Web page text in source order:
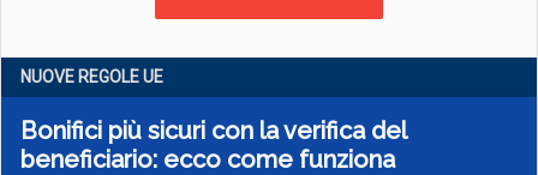
NUOVE REGOLE UE
Bonifici più sicuri con la verifica del
beneficiario: ecco come funziona